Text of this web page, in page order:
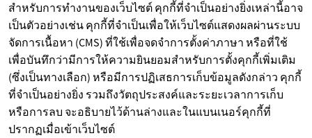
สำหรับการทำงานของเว็บไซต์ คุกกี้ที่จำเป็นอย่างยิ่งเหล่านี้อาจ
เป็นตัวอย่างเช่น คุกกี้ที่จำเป็นเพื่อให้เว็บไซต์แสดงผลผ่านระบบ
จัดการเนื้อหา (CMS) ที่ใช้เพื่อจดจำการตั้งค่าภาษา หรือที่ใช้
เพื่อบันทึกว่ามีการให้ความยินยอมสำหรับการตั้งคุกกี้เพิ่มเติม
(ซึ่งเป็นทางเลือก) หรือมีการปฏิเสธการเก็บข้อมูลดังกล่าว คุกกี้
ที่จำเป็นอย่างยิ่ง รวมถึงวัตถุประสงค์และระยะเวลาการเก็บ
หรือการลบ จะอธิบายไว้ด้านล่างและในแบนเนอร์คุกกี้ที่
ปรากฏเมื่อเข้าเว็บไซต์